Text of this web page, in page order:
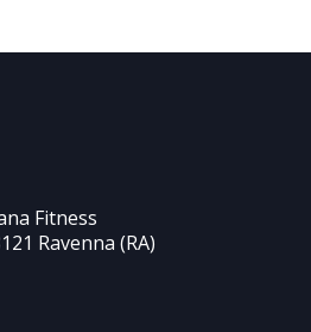
Fitness
Ravenna (RA)